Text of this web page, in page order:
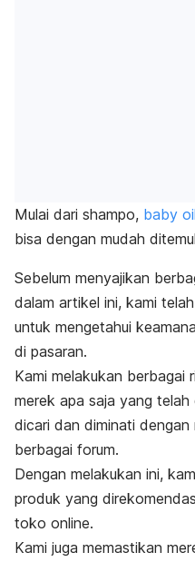
Mulai dari shampo, baby oil
bisa dengan mudah
Sebelum menyajikan
dalam artikel ini, kami
untuk mengetahui
di pasaran.
Kami melakukan berbagai
merek apa saja yang
dicari dan diminati dengan
berbagai forum.
Dengan melakukan ini,
produk yang
toko online.
Kami juga memastikan